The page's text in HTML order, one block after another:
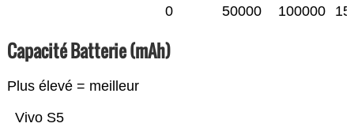
0 50000 100000
Capacité Batterie (mAh)
Plus élevé = meilleur
Vivo S5